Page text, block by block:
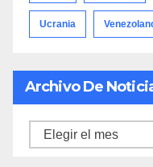
Ucrania
Archivo De
Archivo